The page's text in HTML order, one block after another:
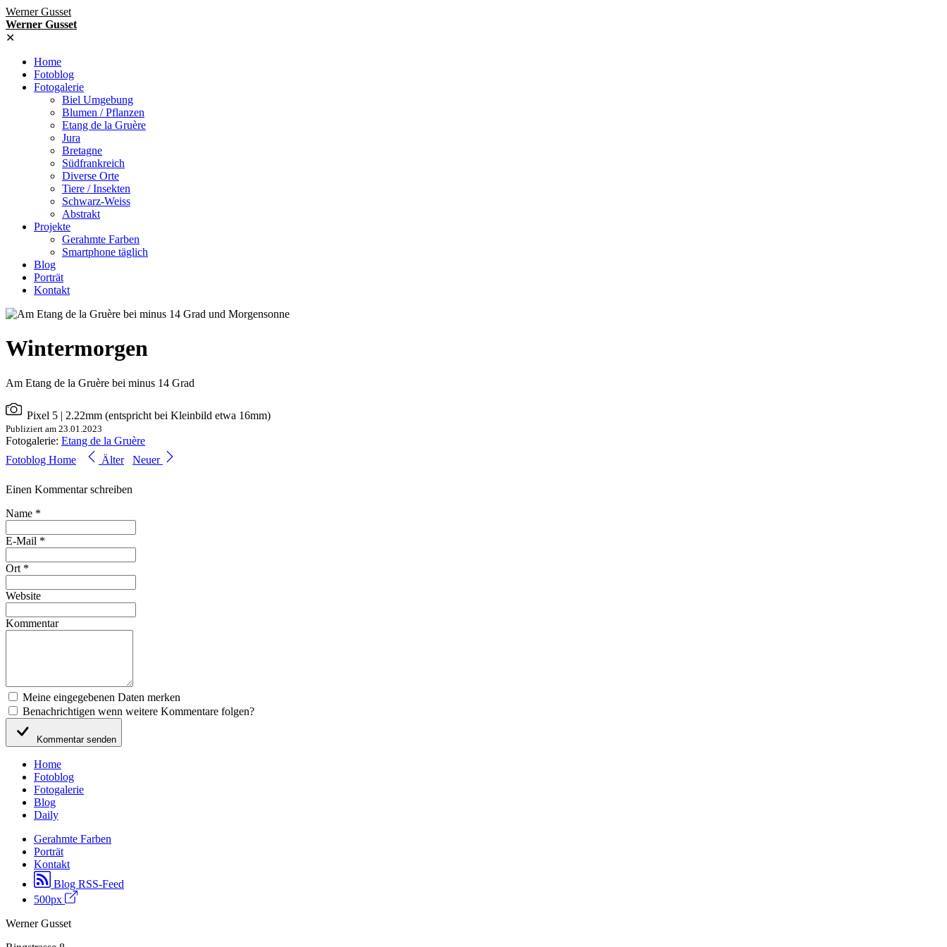
Werner Gusset
Werner Gusset
✕
Home
Fotoblog
Fotogalerie
Biel Umgebung
Blumen / Pflanzen
Etang de la Gruère
Jura
Bretagne
Südfrankreich
Diverse Orte
Tiere / Insekten
Schwarz-Weiss
Abstrakt
Projekte
Gerahmte Farben
Smartphone täglich
Blog
Porträt
Kontakt
Wintermorgen
Am Etang de la Gruère bei minus 14 Grad
Pixel 5 | 2.22mm (entspricht bei Kleinbild etwa 16mm)
Publiziert am 23.01.2023
Fotogalerie: Etang de la Gruère
Fotoblog Home
Älter Neuer
Einen Kommentar schreiben
Name *
E-Mail *
Ort *
Website
Kommentar
Meine eingegebenen Daten merken
Benachrichtigen wenn weitere Kommentare folgen?
Kommentar senden
Home
Fotoblog
Fotogalerie
Blog
Daily
Gerahmte Farben
Porträt
Kontakt
Blog RSS-Feed
500px
Werner Gusset